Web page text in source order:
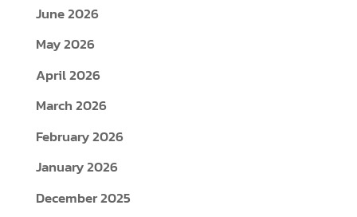
June 2026
May 2026
April 2026
March 2026
February 2026
January 2026
December 2025